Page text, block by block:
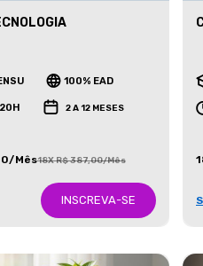
100% EAD
2 A 12 MESES
Mês18X R$ 387,00/Mês
INSCREVA-SE